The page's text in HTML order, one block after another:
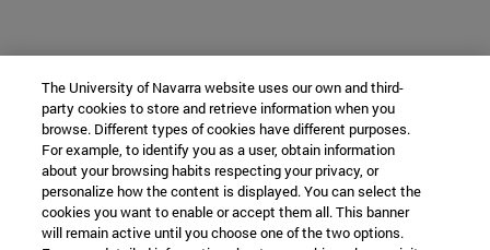
The University of Navarra website uses our own and third-
party cookies to store and retrieve information when you
browse. Different types of cookies have different purposes.
For example, to identify you as a user, obtain information
about your browsing habits respecting your privacy, or
personalize how the content is displayed. You can select the
cookies you want to enable or accept them all. This banner
will remain active until you choose one of the two options.